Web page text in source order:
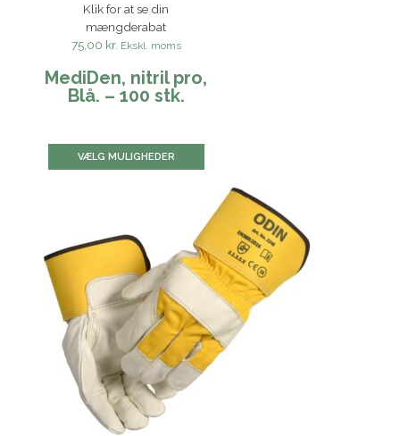
Klik for at se din
mængderabat
75,00 kr. Ekskl. moms
MediDen, nitril pro,
Blå. – 100 stk.
VÆLG MULIGHEDER